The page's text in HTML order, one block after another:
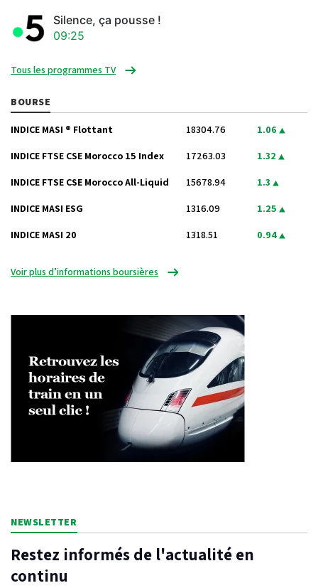
Silence, ça pousse !
09:25
Tous les programmes TV
BOURSE
INDICE MASI ® Flottant 18304.76 1.06
INDICE FTSE CSE Morocco 15 Index 17263.03 1.32
INDICE FTSE CSE Morocco All-Liquid 15678.94 1.3
INDICE MASI ESG 1316.09 1.25
INDICE MASI 20 1318.51 0.94
Voir plus d’informations boursières
NEWSLETTER
Restez informés de l'actualité en
continu